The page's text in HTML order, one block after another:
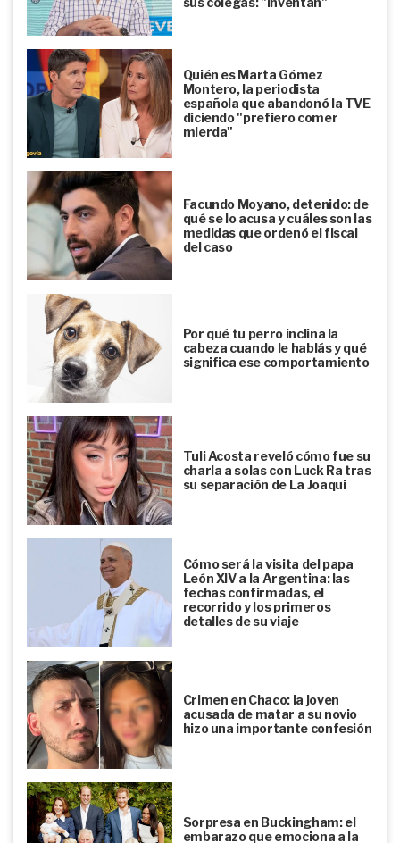
Quién es Marta Gómez
Montero, la periodista
española que abandonó la TVE
diciendo "prefiero comer
mierda"
Facundo Moyano, detenido: de
qué se lo acusa y cuáles son las
medidas que ordenó el fiscal
del caso
Por qué tu perro inclina la
cabeza cuando le hablás y qué
significa ese comportamiento
Tuli Acosta reveló cómo fue su
charla a solas con Luck Ra tras
su separación de La Joaqui
Cómo será la visita del papa
León XIV a la Argentina: las
fechas confirmadas, el
recorrido y los primeros
detalles de su viaje
Crimen en Chaco: la joven
acusada de matar a su novio
hizo una importante confesión
Sorpresa en Buckingham: el
embarazo que emociona a la